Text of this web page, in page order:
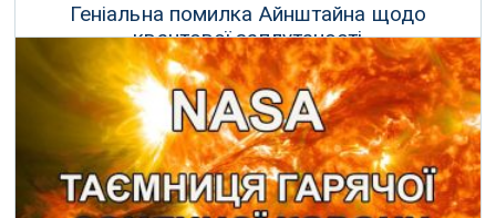
Геніальна помилка Айнштайна щодо
квантової заплутаності
03 Серпня 2020 р.